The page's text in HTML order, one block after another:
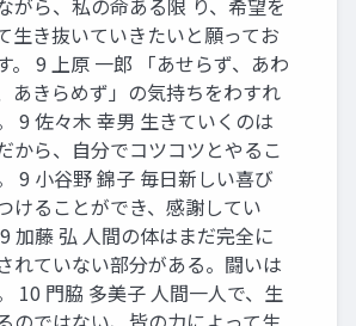
生き抜いていきたいと願ってお
。 9 上原 一郎 「あせらず、あわ
あきらめず」の気持ちをわすれ
9 佐々木 幸男 生きていくのは
から、自分でコツコツとやるこ
9 小谷野 錦子 毎日新しい喜び
けることができ、感謝してい
加藤 弘 人間の体はまだ完全に
れていない部分がある。闘いは
10 門脇 多美子 人間一人で、生